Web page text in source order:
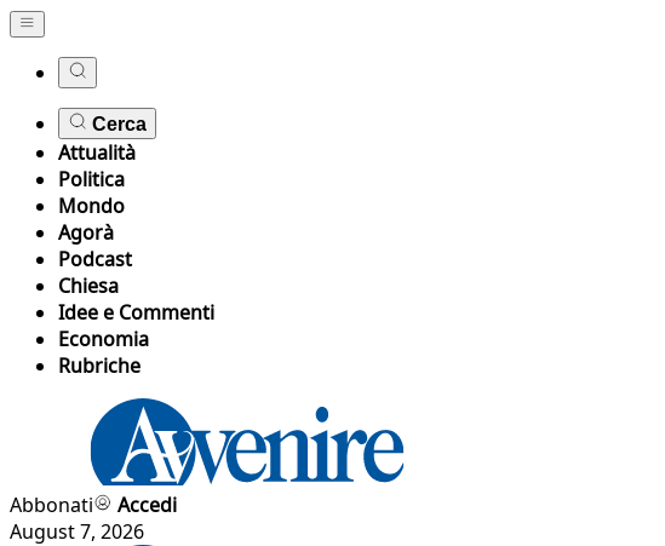
Cerca
Attualità
Politica
Mondo
Agorà
Podcast
Chiesa
Idee e Commenti
Economia
Rubriche
Abbonati
Accedi
August 7, 2026